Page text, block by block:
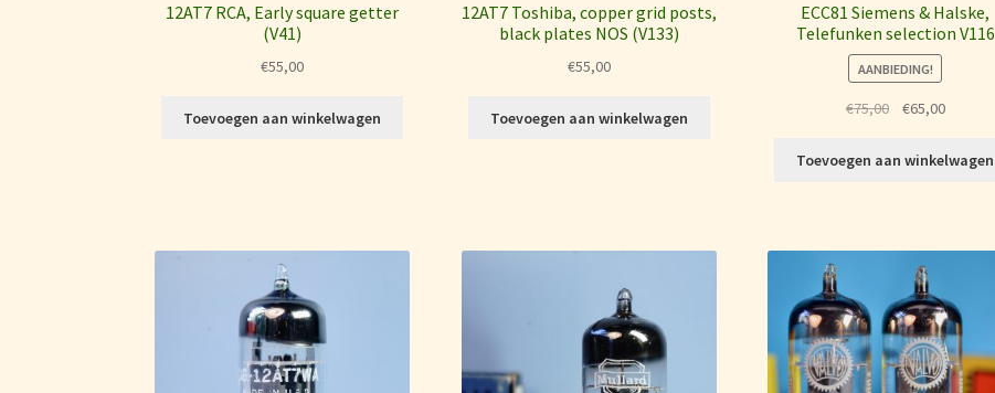
12AT7 RCA, Early square getter
(V41)
€55,00
Toevoegen aan winkelwagen
12AT7 Toshiba, copper grid posts,
black plates NOS (V133)
€55,00
Toevoegen aan winkelwagen
ECC81 Siemens & Halske,
Telefunken selection V116
AANBIEDING!
€75,00
Oorspronkelijke
was:
€65,00Huidige
is:
Toevoegen aan winkelwagen